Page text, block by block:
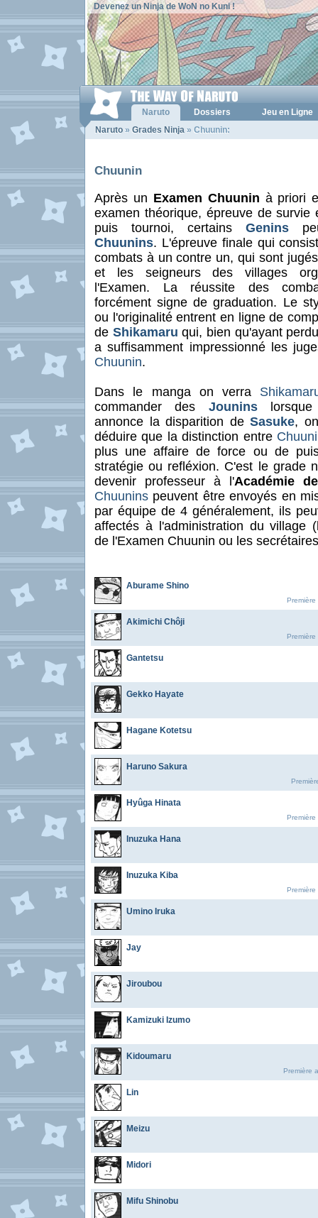
Devenez un Ninja de WoN no Kuni !
Naruto Dossiers
Jeu en Ligne
Naruto » Grades Ninja » Chuunin:
Chuunin
Après un Examen Chuunin à priori
examen théorique, épreuve de survie
puis tournoi, certains Genins
Chuunins. L'épreuve finale qui
combats à un contre un, qui sont
et les seigneurs des villages
l'Examen. La réussite des
forcément signe de graduation. Le
ou l'originalité entrent en ligne de
de Shikamaru qui, bien qu'ayant
a suffisamment impressionné les
Chuunin.
Dans le manga on verra
commander des Jounins
annonce la disparition de Sasuke,
déduire que la distinction entre
plus une affaire de force ou de
stratégie ou refléxion. C'est le grade
devenir professeur à l'Académie
Chuunins peuvent être envoyés en
par équipe de 4 généralement, ils
affectés à l'administration du village
de l'Examen Chuunin ou les
Aburame Shino
Akimichi Chôji
Gantetsu
Gekko Hayate
Hagane Kotetsu
Haruno Sakura
Hyûga Hinata
Inuzuka Hana
Inuzuka Kiba
Umino Iruka
Jay
Jiroubou
Kamizuki Izumo
Kidoumaru
Première
Lin
Meizu
Midori
Mifu Shinobu